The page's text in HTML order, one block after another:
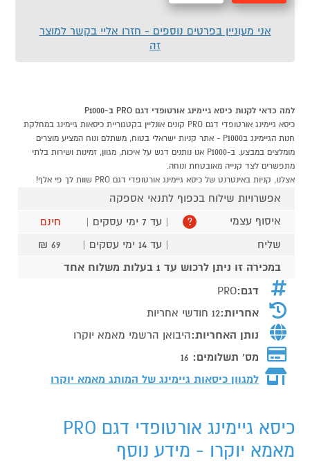
אני מעוניין בפרטים נוספים - חזרו אליי בקשר למוצר
זה
למה כדאי לקנות כיסא גיימינג אורטופדי דגם PRO ב-P1000
כיסא גיימינג אורטופדי דגם PRO קונים אונליין בקטגוריית כיסאות גיימינג במחלקת
חנות הגיימינג בP1000 - אתר קניות ישראלי בטוח, משתלם ונוח המציע מוצרים
מומלצים במבצע. ב-P1000 אנו נותנים דגש על איכות, מגוון, זמינות ושירות בלתי
מתפשרים לצד קנייה מאובטחת ונוחה.
אצלנו, קניות באינטרנט של כיסא גיימינג אורטופדי דגם PRO שוות לך פי אלף!
אפשרויות שילוח בכפוף לתנאי אספקה
איסוף עצמי
? | עד 7 ימי עסקים |
חינם
שליח
| עד 14 ימי עסקים |
69 ₪
במכירה זו ניתן לרכוש עד 1 בעלות משלוח אחד
דגם:PRO
אחריות:12 חודשי אחריות
נותן האחריות:היבואן הרשמי מאמא יוקרו
מס' תשלומים: 16
למגוון כיסאות גיימינג של המותג מאמא יוקרו
כיסא גיימינג אורטופדי דגם PRO
מאמא יוקרו - מידע נוסף